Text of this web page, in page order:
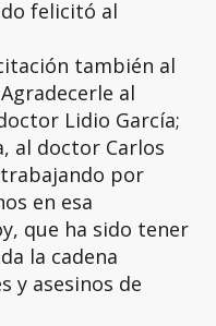
felicitó al
también al
al
Lidio García;
al doctor Carlos
por
en esa
que ha sido tener
la cadena
y asesinos de